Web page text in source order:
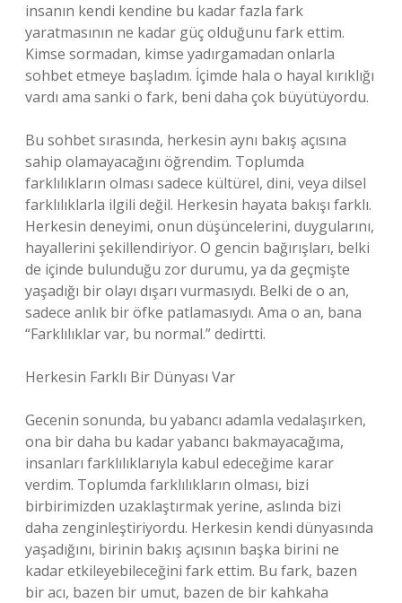
insanın kendi kendine bu kadar fazla fark
yaratmasının ne kadar güç olduğunu fark ettim.
Kimse sormadan, kimse yadırgamadan onlarla
sohbet etmeye başladım. İçimde hala o hayal kırıklığı
vardı ama sanki o fark, beni daha çok büyütüyordu.
Bu sohbet sırasında, herkesin aynı bakış açısına
sahip olamayacağını öğrendim. Toplumda
farklılıkların olması sadece kültürel, dini, veya dilsel
farklılıklarla ilgili değil. Herkesin hayata bakışı farklı.
Herkesin deneyimi, onun düşüncelerini, duygularını,
hayallerini şekillendiriyor. O gencin bağırışları, belki
de içinde bulunduğu zor durumu, ya da geçmişte
yaşadığı bir olayı dışarı vurmasıydı. Belki de o an,
sadece anlık bir öfke patlamasıydı. Ama o an, bana
“Farklılıklar var, bu normal.” dedirtti.
Herkesin Farklı Bir Dünyası Var
Gecenin sonunda, bu yabancı adamla vedalaşırken,
ona bir daha bu kadar yabancı bakmayacağıma,
insanları farklılıklarıyla kabul edeceğime karar
verdim. Toplumda farklılıkların olması, bizi
birbirimizden uzaklaştırmak yerine, aslında bizi
daha zenginleştiriyordu. Herkesin kendi dünyasında
yaşadığını, birinin bakış açısının başka birini ne
kadar etkileyebileceğini fark ettim. Bu fark, bazen
bir acı, bazen bir umut, bazen de bir kahkaha